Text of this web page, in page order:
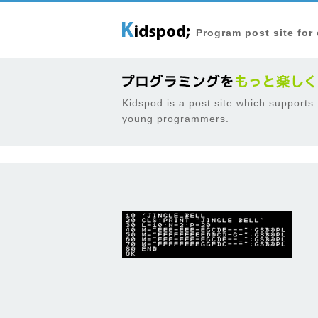
Program post site for
Kidspod is a post site which supports
young programmers.